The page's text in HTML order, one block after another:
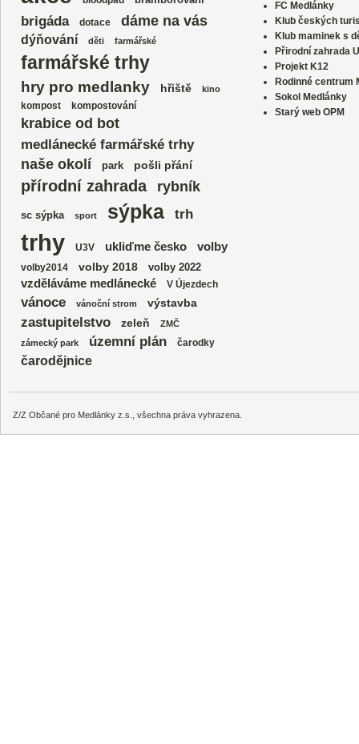
brigáda dotace dáme na vás
dýňování děti farmářské
farmářské trhy
hry pro medlanky hřiště kino
kompost kompostování
krabice od bot
medlánecké farmářské trhy
naše okolí
park pošli přání
přírodní zahrada rybník
sc sýpka sport sýpka trh
trhy U3V ukliďme česko volby
volby2014 volby 2018 volby 2022
vzděláváme medlánecké V Újezdech
vánoce vánoční strom výstavba
zastupitelstvo zeleň
ZMČ
zámecký park
územní plán čarodky
čarodějnice
FC Medlánky
Klub českých
Klub maminek s
Přirodní zahrada
Projekt K12
Rodinné centrum
Sokol Medlánky
Starý web OPM
Z/Z Občané pro Medlánky z.s., všechna práva vyhrazena.